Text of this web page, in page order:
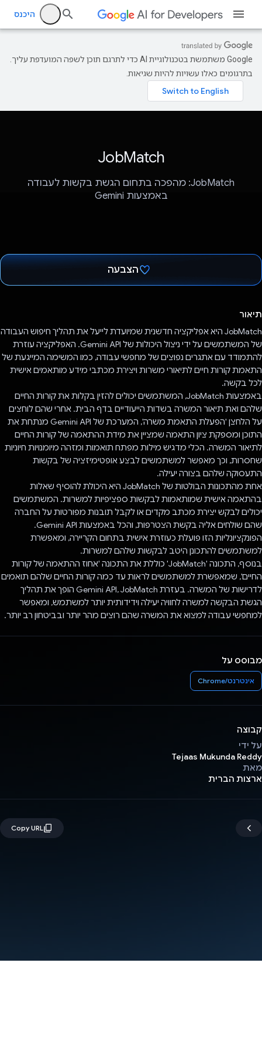
היכנס
‫Google משתמשת בטכנולוגיית AI כדי לתרגם תוכן לשפה המועדפת עליך.
בתרגומים כאלו עשויות להיות שגיאות.
JobMatch
JobMatch: מהפכה בתחום הגשת בקשות לעבודה
באמצעות Gemini
הצבעה
תיאור
JobMatch היא אפליקציה חדשנית שמיועדת לייעל את תהליך חיפוש העבודה
של המשתמשים על ידי ניצול היכולות של Gemini API. האפליקציה עוזרת
להתמודד עם אתגרים נפוצים של מחפשי עבודה, כמו המשימה המייגעת של
התאמת קורות חיים לתיאורי משרות ויצירת מכתבי מידע מותאמים אישית
לכל בקשה.
באמצעות JobMatch, המשתמשים יכולים להזין בקלות את קורות החיים
שלהם ואת תיאור המשרה בשדות הייעודיים בדף הבית. אחרי שהם לוחצים
על הלחצן 'הפעלת התאמת משרה', המערכת של Gemini API מנתחת את
התוכן ומספקת ציון התאמה שמציין את מידת ההתאמה של קורות החיים
לתיאור המשרה. הכלי מדגיש מילות מפתח תואמות ומזהה מיומנויות חיוניות
שחסרות, וכך מאפשר למשתמשים לבצע אופטימיזציה של בקשות
התעסוקה שלהם בצורה יעילה.
אחת מהתכונות הבולטות של JobMatch היא היכולת להוסיף שאלות
בהתאמה אישית שמותאמות לבקשות ספציפיות למשרות. המשתמשים
יכולים לבקש יצירת מכתב מקדים או לקבל תובנות מפורטות על החברה
שהם שולחים אליה בקשת הצטרפות, והכל באמצעות Gemini API.
הפונקציונליות הזו פועלת כעוזרת אישית בתחום הקריירה, ומאפשרת
למשתמשים להתכונן היטב לבקשות שלהם למשרות.
בנוסף, התכונה 'JobMatch' כוללת את התכונה 'אחוז ההתאמה של קורות
החיים', שמאפשרת למשתמשים לראות עד כמה קורות החיים שלהם תואמים
לדרישות של המשרה. בעזרת Gemini API, JobMatch הופך את תהליך
הגשת הבקשה למשרה לחוויה יעילה וידידותית יותר למשתמש, ומאפשר
למחפשי עבודה למצוא את המשרה שהם רוצים מהר יותר ובביטחון רב יותר.
מבוסס על
אינטרנט/Chrome
קבוצה
על ידי
Tejaas Mukunda Reddy
מאת
ארצות הברית